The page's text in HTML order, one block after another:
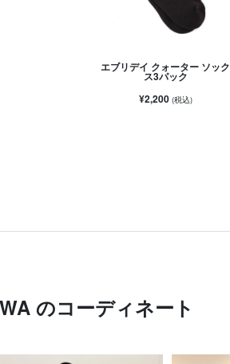
エブリデイ クォーター ソック
ス3パック
¥2,200 (税込)
のコーディネート